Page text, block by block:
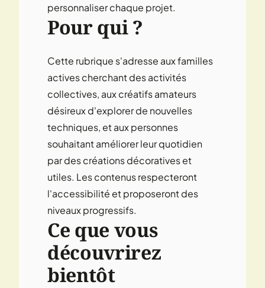
personnaliser chaque projet.
Pour qui ?
Cette rubrique s'adresse aux familles
actives cherchant des activités
collectives, aux créatifs amateurs
désireux d'explorer de nouvelles
techniques, et aux personnes
souhaitant améliorer leur quotidien
par des créations décoratives et
utiles. Les contenus respecteront
l'accessibilité et proposeront des
niveaux progressifs.
Ce que vous
découvrirez
bientôt